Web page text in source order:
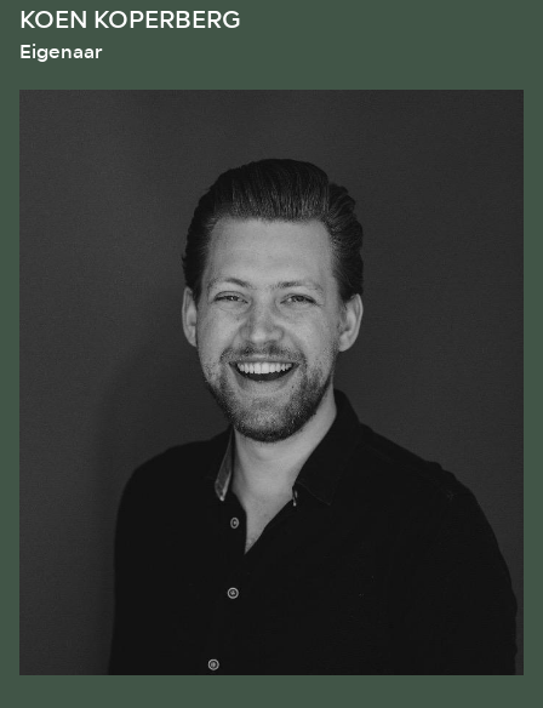
KOEN KOPERBERG
Eigenaar